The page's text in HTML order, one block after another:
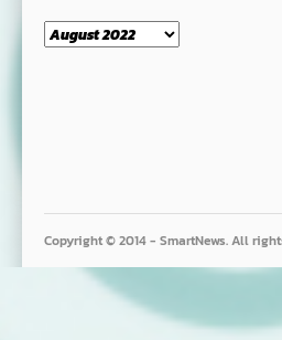
Month
Copyright © 2014 - SmartNews. All